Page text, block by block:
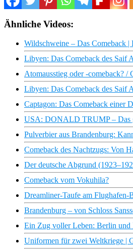
Ähnliche Videos:
Wildschweine – Das Comeback
Libyen: Das Comeback des Saif
Atomausstieg oder -comeback?
Libyen: Das Comeback des Saif
Captagon: Das Comeback einer
USA: DONALD TRUMP – Das
Pulverbier aus Brandenburg:
Comeback des Nachtzugs: Von
Der deutsche Abgrund
Comeback vom Vokuhila?
Dreamliner-Taufe am
Brandenburg – von Schloss
Ein Zug voller Leben: Berlin und
Uniformen für zwei Weltkriege |